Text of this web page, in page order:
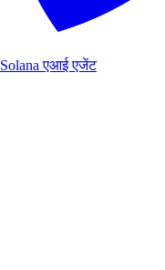
Solana एआई एजेंट